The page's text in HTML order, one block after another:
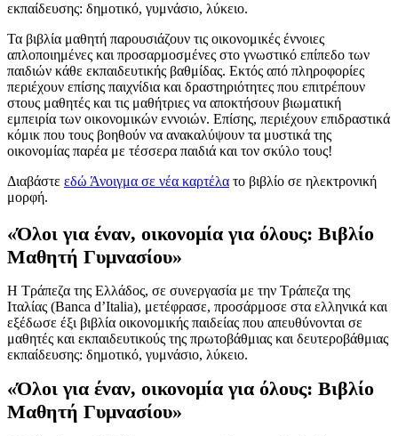
εκπαίδευσης: δημοτικό, γυμνάσιο, λύκειο.
Τα βιβλία μαθητή παρουσιάζουν τις οικονομικές έννοιες
απλοποιημένες και προσαρμοσμένες στο γνωστικό επίπεδο των
παιδιών κάθε εκπαιδευτικής βαθμίδας. Εκτός από πληροφορίες
περιέχουν επίσης παιχνίδια και δραστηριότητες που επιτρέπουν
στους μαθητές και τις μαθήτριες να αποκτήσουν βιωματική
εμπειρία των οικονομικών εννοιών. Επίσης, περιέχουν επιδραστικά
κόμικ που τους βοηθούν να ανακαλύψουν τα μυστικά της
οικονομίας παρέα με τέσσερα παιδιά και τον σκύλο τους!
Διαβάστε εδώ Άνοιγμα σε νέα καρτέλα το βιβλίο σε ηλεκτρονική
μορφή.
«Όλοι για έναν, οικονομία για όλους: Βιβλίο
Μαθητή Γυμνασίου»
Η Τράπεζα της Ελλάδος, σε συνεργασία με την Τράπεζα της
Ιταλίας (Banca d’Italia), μετέφρασε, προσάρμοσε στα ελληνικά και
εξέδωσε έξι βιβλία οικονομικής παιδείας που απευθύνονται σε
μαθητές και εκπαιδευτικούς της πρωτοβάθμιας και δευτεροβάθμιας
εκπαίδευσης: δημοτικό, γυμνάσιο, λύκειο.
«Όλοι για έναν, οικονομία για όλους: Βιβλίο
Μαθητή Γυμνασίου»